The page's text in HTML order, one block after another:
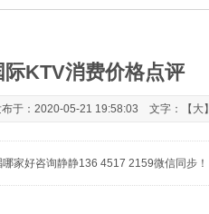
KTV消费价格点评
于：2020-05-21 19:58:03 文字：【 大】
家好咨询静静136 4517 2159微信同步！